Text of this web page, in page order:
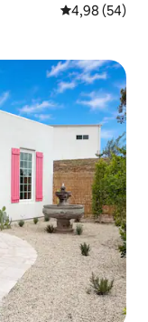
4,98 de uma
4,98 (54)